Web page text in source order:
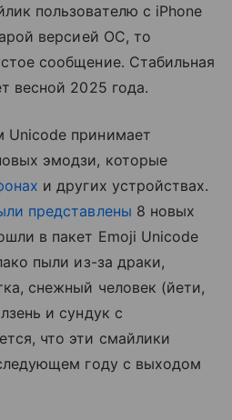
пользователю с iPhone
версией ОС, то
сообщение. Стабильная
весной 2025 года.
Unicode принимает
эмодзи, которые
и других устройствах.
представлены 8 новых
в пакет Emoji Unicode
пыли из-за драки,
снежный человек (йети,
и сундук с
что эти смайлики
году с выходом